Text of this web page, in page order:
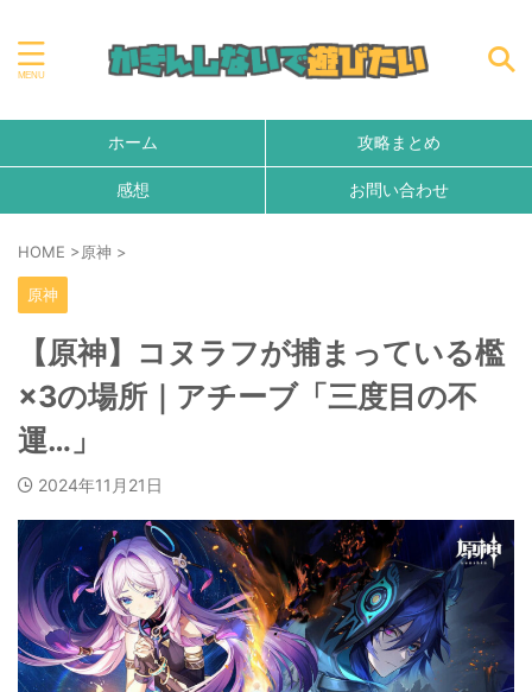
ホーム 攻略まとめ
感想 お問い合わせ
HOME >原神 >
原神
【原神】コヌラフが捕まっている檻
×3の場所｜アチーブ「三度目の不
運…」
2024年11月21日